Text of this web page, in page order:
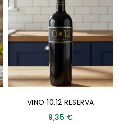
VINO 10.12 RESERVA
9,35 €